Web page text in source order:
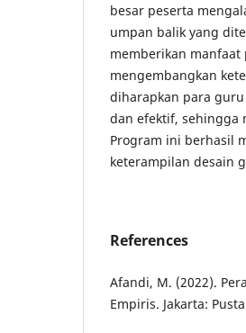
besar peserta
umpan balik yang
memberikan
mengembangkan
diharapkan para
dan efektif, sehingga
Program ini berhasil
keterampilan desain
References
Afandi, M. (2022).
Empiris. Jakarta: